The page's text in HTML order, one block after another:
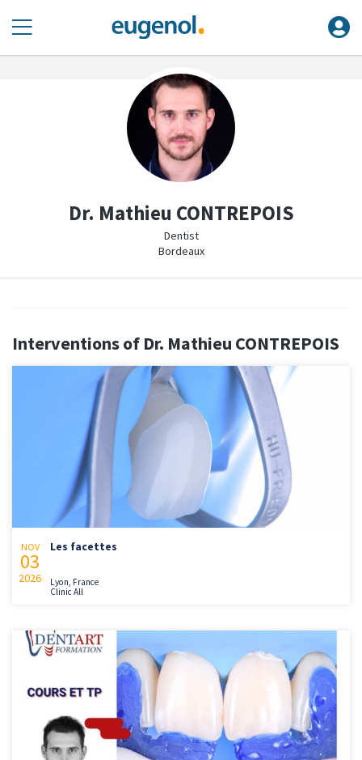
Dr. Mathieu CONTREPOIS
Dentist
Bordeaux
Interventions of Dr. Mathieu CONTREPOIS
NOV
03
2026
Les facettes
Lyon, France
Clinic All